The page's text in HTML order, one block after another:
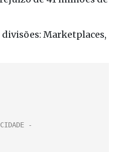
Marketplaces,